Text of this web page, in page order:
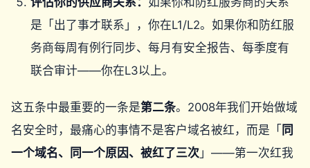
是「出了事才联系」，你在L1/L2。如果你和防红服
务商每周有例行同步、每月有安全报告、每季度有
联合审计——你在L3以上。
这五条中最重要的一条是第二条。2008年我们开始做域
名安全时，最痛心的事情不是客户域名被红，而是「 同
一个域名、同一个原因、被红了三次 」——第一次红我